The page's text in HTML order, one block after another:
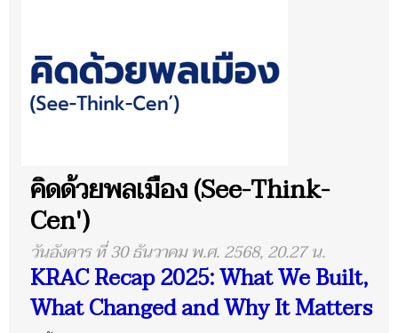
คิดด้วยพลเมือง (See-Think-
Cen')
วันอังคาร ที่ 30 ธันวาคม พ.ศ. 2568, 20.27 น.
KRAC Recap 2025: What We Built,
What Changed and Why It Matters